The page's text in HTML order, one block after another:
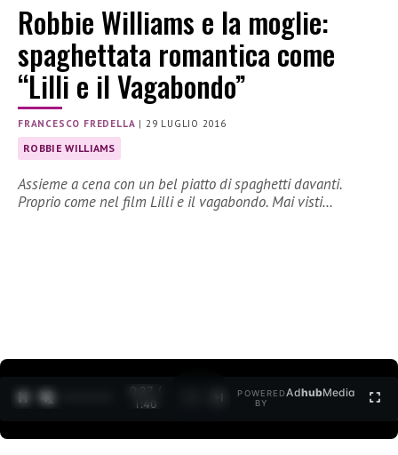
Robbie Williams e la moglie:
spaghettata romantica come
“Lilli e il Vagabondo”
FRANCESCO FREDELLA | 29 LUGLIO 2016
ROBBIE WILLIAMS
Assieme a cena con un bel piatto di spaghetti davanti.
Proprio come nel film Lilli e il vagabondo. Mai visti…
0:27 /
1:40
POWERED
BY
AdhubMedia